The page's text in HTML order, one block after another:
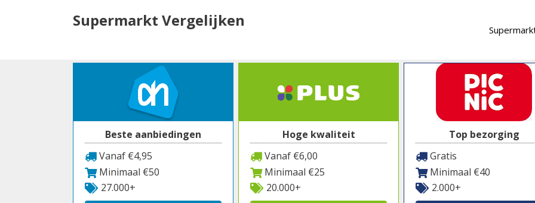
Supermarkt Vergelijken
Beste aanbiedingen
Vanaf €4,95
Minimaal €50
27.000+
Hoge kwaliteit
Vanaf €6,00
Minimaal €25
20.000+
Top bezorging
Gratis
Minimaal €40
2.000+